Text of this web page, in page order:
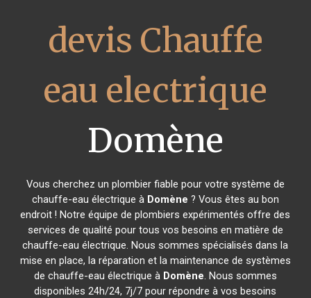
devis Chauffe
eau electrique
Domène
Vous cherchez un plombier fiable pour votre système de
chauffe-eau électrique à Domène ? Vous êtes au bon
endroit ! Notre équipe de plombiers expérimentés offre des
services de qualité pour tous vos besoins en matière de
chauffe-eau électrique. Nous sommes spécialisés dans la
mise en place, la réparation et la maintenance de systèmes
de chauffe-eau électrique à Domène. Nous sommes
disponibles 24h/24, 7j/7 pour répondre à vos besoins